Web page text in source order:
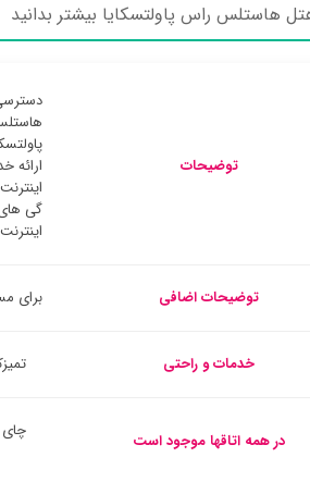
هاستلس راس پاولتسکایا بیشتر بدانید
توضیحات
ارائه
گی
توضیحات اضافی برای
خدمات و راحتی
در همه اتاقها موجود است چای